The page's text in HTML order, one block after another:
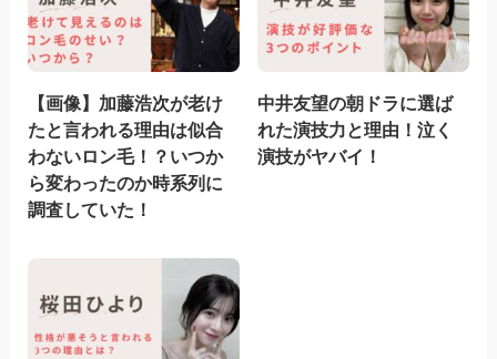
【画像】加藤浩次が老け
たと言われる理由は似合
わないロン毛！？いつか
ら変わったのか時系列に
調査していた！
中井友望の朝ドラに選ば
れた演技力と理由！泣く
演技がヤバイ！